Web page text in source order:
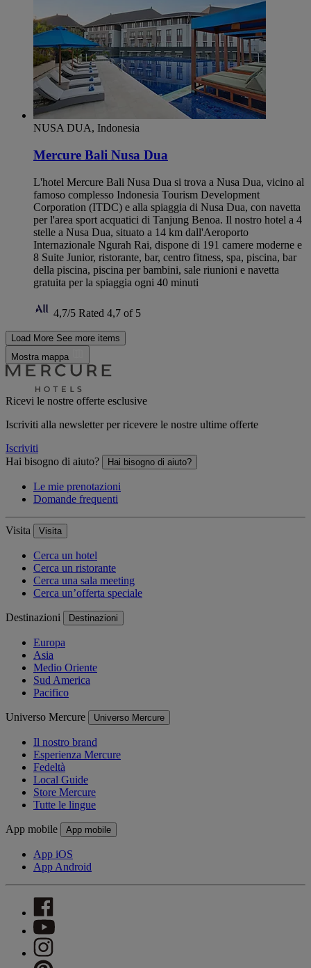
NUSA DUA, Indonesia
Mercure Bali Nusa Dua
L'hotel Mercure Bali Nusa Dua si trova a Nusa Dua, vicino al
famoso complesso Indonesia Tourism Development
Corporation (ITDC) e alla spiaggia di Nusa Dua, con navetta
per l'area sport acquatici di Tanjung Benoa. Il nostro hotel a 4
stelle a Nusa Dua, situato a 14 km dall'Aeroporto
Internazionale Ngurah Rai, dispone di 191 camere moderne e
8 Suite Junior, ristorante, bar, centro fitness, spa, piscina, bar
della piscina, piscina per bambini, sale riunioni e navetta
gratuita per la spiaggia ogni 40 minuti
4,7/5 Rated 4,7 of 5
Load More See more items
Mostra mappa
Ricevi le nostre offerte esclusive
Iscriviti alla newsletter per ricevere le nostre ultime offerte
Iscriviti
Hai bisogno di aiuto?
Hai bisogno di aiuto?
Le mie prenotazioni
Domande frequenti
Visita Visita
Cerca un hotel
Cerca un ristorante
Cerca una sala meeting
Cerca un’offerta speciale
Destinazioni Destinazioni
Europa
Asia
Medio Oriente
Sud America
Pacifico
Universo Mercure Universo Mercure
Il nostro brand
Esperienza Mercure
Fedeltà
Local Guide
Store Mercure
Tutte le lingue
App mobile App mobile
App iOS
App Android